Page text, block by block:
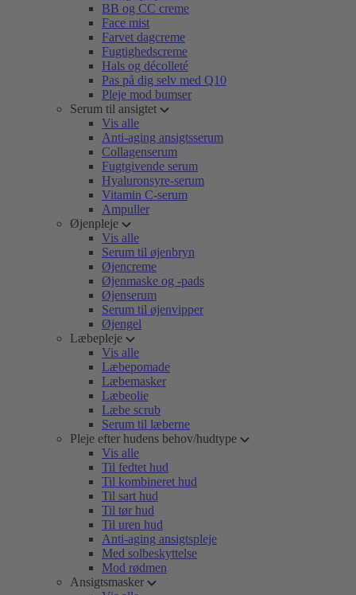
BB og CC creme
Face mist
Farvet dagcreme
Fugtighedscreme
Hals og décolleté
Pas på dig selv med Q10
Pleje mod bumser
Serum til ansigtet
Vis alle
Anti-aging ansigtsserum
Collagenserum
Fugtgivende serum
Hyaluronsyre-serum
Vitamin C-serum
Ampuller
Øjenpleje
Vis alle
Serum til øjenbryn
Øjencreme
Øjenmaske og -pads
Øjenserum
Serum til øjenvipper
Øjengel
Læbepleje
Vis alle
Læbepomade
Læbemasker
Læbeolie
Læbe scrub
Serum til læberne
Pleje efter hudens behov/hudtype
Vis alle
Til fedtet hud
Til kombineret hud
Til sart hud
Til tør hud
Til uren hud
Anti-aging ansigtspleje
Med solbeskyttelse
Mod rødmen
Ansigtsmasker